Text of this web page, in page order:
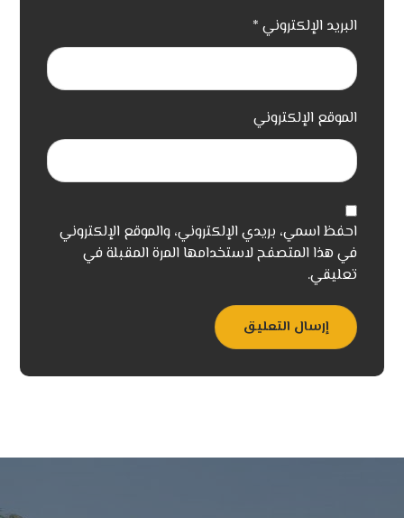
البريد الإلكتروني *
الموقع الإلكتروني
احفظ اسمي، بريدي الإلكتروني، والموقع الإلكتروني
في هذا المتصفح لاستخدامها المرة المقبلة في
تعليقي.
إرسال التعليق